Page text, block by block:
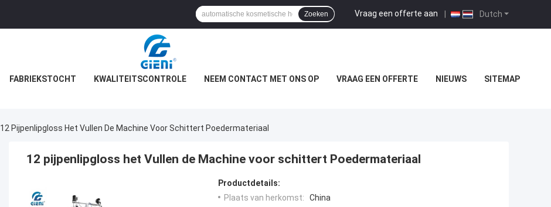
Dutch
Vraag een offerte aan |
Zoeken
FABRIEKSTOCHT KWALITEITSCONTROLE NEEM CONTACT MET ONS OP VRAAG EEN OFFERTE NIEUWS SITEMAP
12 Pijpenlipgloss Het Vullen De Machine Voor Schittert Poedermateriaal
12 pijpenlipgloss het Vullen de Machine voor schittert Poedermateriaal
Productdetails:
Plaats van herkomst:
China